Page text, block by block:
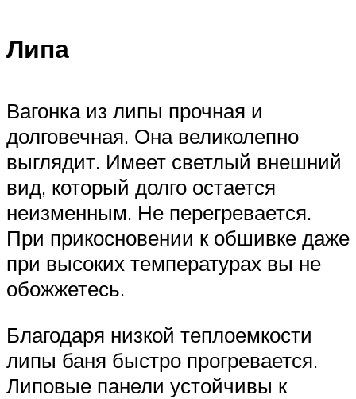
Липа
Вагонка из липы прочная и
долговечная. Она великолепно
выглядит. Имеет светлый внешний
вид, который долго остается
неизменным. Не перегревается.
При прикосновении к обшивке даже
при высоких температурах вы не
обожжетесь.
Благодаря низкой теплоемкости
липы баня быстро прогревается.
Липовые панели устойчивы к